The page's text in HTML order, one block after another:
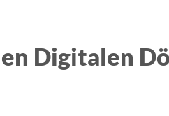
Digitalen